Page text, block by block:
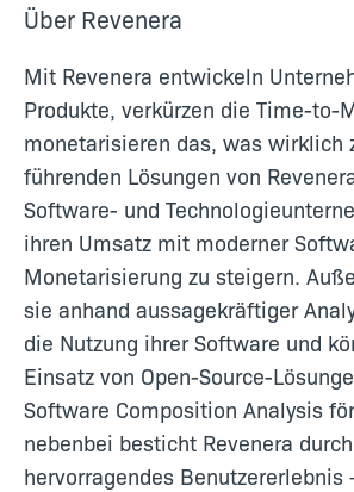
Über Revenera
Mit Revenera entwickeln
Produkte, verkürzen die Time-to-
monetarisieren das, was wirklich
führenden Lösungen von
Software- und
ihren Umsatz mit moderner
Monetarisierung zu steigern.
sie anhand aussagekräftiger
die Nutzung ihrer Software und
Einsatz von Open-Source-
Software Composition Analysis
nebenbei besticht Revenera
hervorragendes Benutzererlebnis